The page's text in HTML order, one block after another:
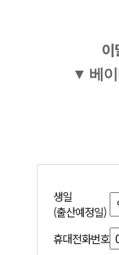
이
▼ 베
생일
(출산예정일)
휴대전화번호